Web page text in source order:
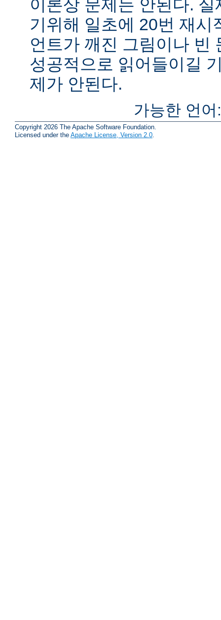
이론상 문제는 안된다.
기위해 일초에 20번 재시
언트가 깨진 그림이나 빈
성공적으로 읽어들이길
제가 안된다.
가능한 언
Copyright 2026 The Apache Software Foundation.
Licensed under the Apache License, Version 2.0